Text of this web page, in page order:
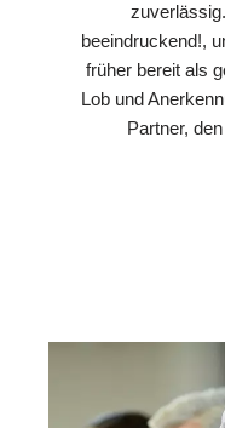
beeindruckend!,
früher bereit als
Lob und
Partner,